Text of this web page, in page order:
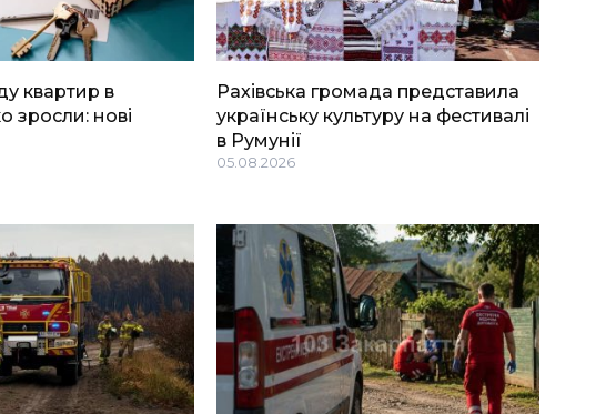
квартир в
зросли: нові
Рахівська громада представила
українську культуру на фестивалі
в Румунії
05.08.2026